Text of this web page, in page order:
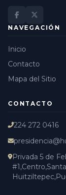
NAVEGACIÓN
Inicio
Contacto
Mapa del Sitio
CONTACTO
224 272 0416
Privada 5 de